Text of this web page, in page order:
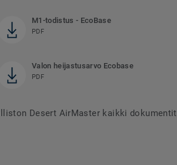
M1-todistus - EcoBase
PDF
Valon heijastusarvo Ecobase
PDF
Desert AirMaster kaikki dokumentit